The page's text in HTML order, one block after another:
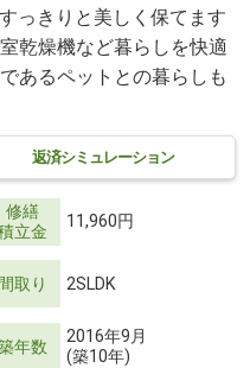
っきりと美しく保てます
乾燥機など暮らしを快適
あるペットとの暮らしも
返済シミュレーション
修繕
立金
11,960円
間取り 2SLDK
年数
2016年9月
(築10年)